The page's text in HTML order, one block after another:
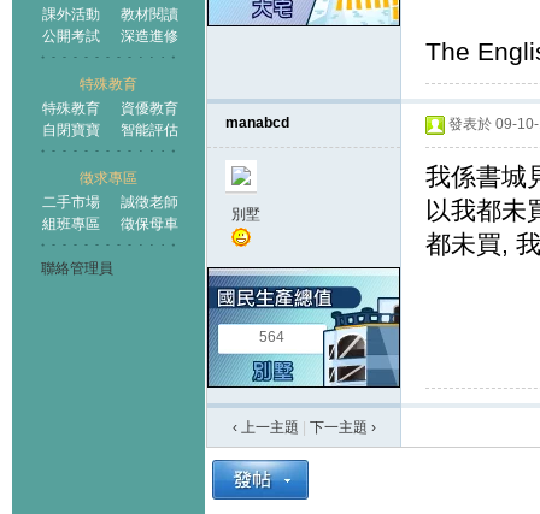
課外活動
教材閱讀
公開考試
深造進修
特殊教育
特殊教育
資優教育
自閉寶寶
智能評估
徵求專區
二手市場
誠徵老師
組班專區
徵保母車
聯絡管理員
The
manabcd
別墅
564
發表於 09-
我係書城
以我都未
都未買,
‹ 上一主題 下一主題 ›